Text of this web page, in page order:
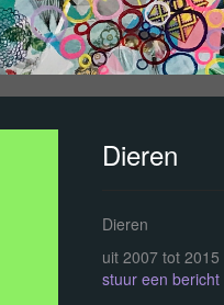
Dieren
Dieren
uit 2007 tot 2015
stuur een bericht